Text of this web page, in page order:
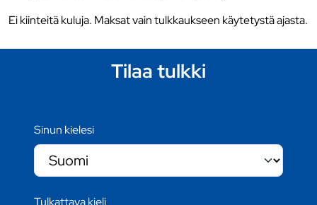
Ei kiinteitä kuluja. Maksat vain tulkkaukseen käytetystä ajasta.
Tilaa tulkki
Sinun kielesi
Tulkattava kieli